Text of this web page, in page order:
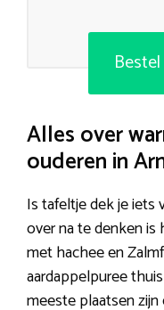
Alles over
ouderen in
Is tafeltje dek je iets
over na te denken
met hachee en
aardappelpuree
meeste plaatsen